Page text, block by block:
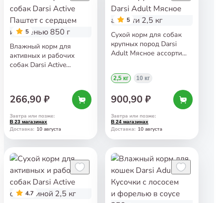
5
Влажный корм для
активных и рабочих
собак Darsi Active
266,90 ₽
Завтра или позже:
В 23 магазинах
Доставка: 10 августа
5
Сухой корм для собак
крупных пород Darsi
Adult Мясное ассорти
2,5 кг 10 кг
900,90 ₽
Завтра или позже:
В 24 магазинах
Доставка: 10 августа
4.7